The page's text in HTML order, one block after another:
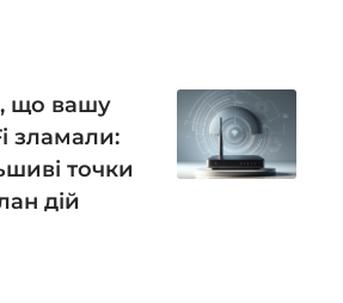
що вашу
зламали:
точки
дій